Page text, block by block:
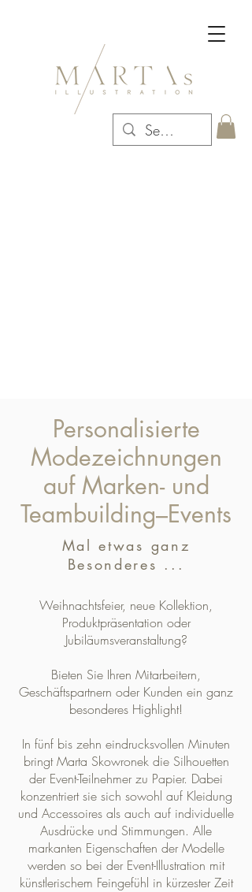
Personalisierte
Modezeichnungen
auf Marken- und
Teambuilding–Events
Mal etwas ganz
Besonderes ...
Weihnachtsfeier, neue Kollektion,
Produktpräsentation oder
Jubiläumsveranstaltung?
Bieten Sie Ihren Mitarbeitern,
Geschäftspartnern oder Kunden ein ganz
besonderes Highlight!
In fünf bis zehn eindrucksvollen Minuten
bringt Marta Skowronek die Silhouetten
der Event-Teilnehmer zu Papier. Dabei
konzentriert sie sich sowohl auf Kleidung
und Accessoires als auch auf individuelle
Ausdrücke und Stimmungen. Alle
markanten Eigenschaften der Modelle
werden so bei der Event-Illustration mit
künstlerischem Feingefühl in kürzester Zeit